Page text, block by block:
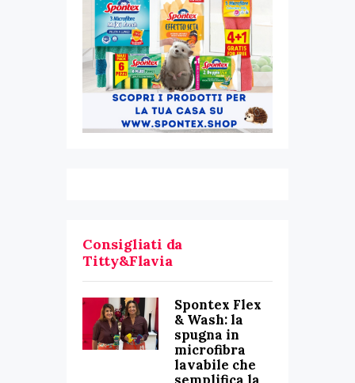
Consigliati da
Titty&Flavia
Spontex Flex
& Wash: la
spugna in
microfibra
lavabile che